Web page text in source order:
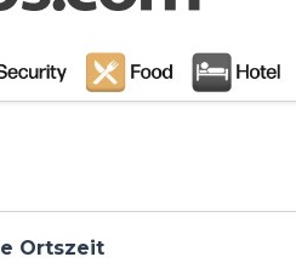
Ortszeit